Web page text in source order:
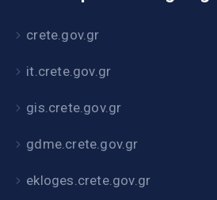
crete.gov.gr
it.crete.gov.gr
gis.crete.gov.gr
gdme.crete.gov.gr
ekloges.crete.gov.gr